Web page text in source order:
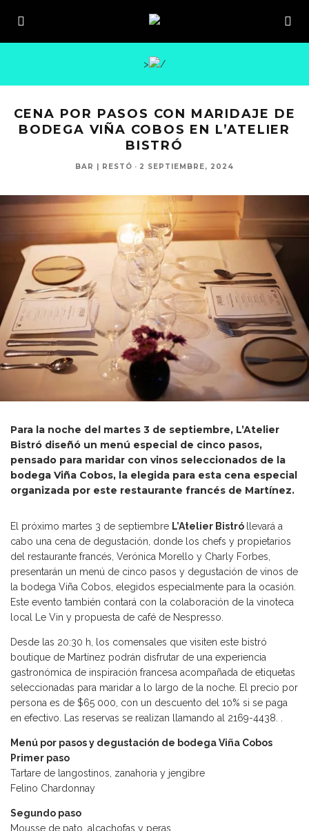
>
CENA POR PASOS CON MARIDAJE DE
BODEGA VIÑA COBOS EN L’ATELIER
BISTRÓ
BAR | RESTÓ · 2 SEPTIEMBRE, 2024
Para la noche del martes 3 de septiembre, L’Atelier
Bistró diseñó un menú especial de cinco pasos,
pensado para maridar con vinos seleccionados de la
bodega Viña Cobos, la elegida para esta cena especial
organizada por este restaurante francés de Martínez.
El próximo martes 3 de septiembre L’Atelier Bistró
llevará a
cabo una cena de degustación, donde los chefs y propietarios
del restaurante francés, Verónica Morello y Charly Forbes,
presentarán un menú de cinco pasos y degustación de vinos de
la bodega Viña Cobos, elegidos especialmente para la ocasión.
Este evento también contará con la colaboración de la vinoteca
local Le Vin y propuesta de café de Nespresso.
Desde las 20:30 h, los comensales que visiten este bistró
boutique de Martínez podrán disfrutar de una experiencia
gastronómica de inspiración francesa acompañada de etiquetas
seleccionadas para maridar a lo largo de la noche. El precio por
persona es de $65 000, con un descuento del 10% si se paga
en efectivo. Las reservas se realizan llamando al 2169-4438. .
Menú por pasos y degustación de bodega Viña Cobos
Primer paso
Tartare de langostinos, zanahoria y jengibre
Felino Chardonnay
Segundo paso
Mousse de pato, alcachofas y peras